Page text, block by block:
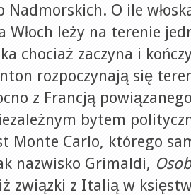
Nadmorskich. O ile
Włoch leży na terenie
chociaż zaczyna i
rozpoczynają się
z Francją
bytem
Monte Carlo, którego
nazwisko Grimaldi,
związki z Italią w